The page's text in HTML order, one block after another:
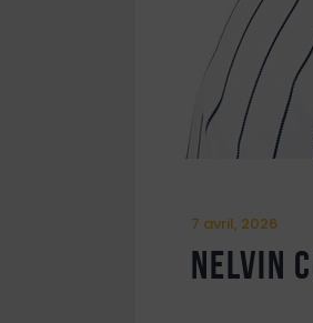
7 avril, 2026
Nelvin